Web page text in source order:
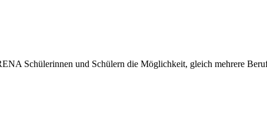
Schülerinnen und Schülern die Möglichkeit, gleich mehrere